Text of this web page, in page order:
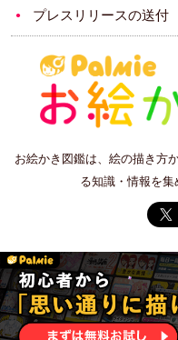
プレスリリースの送付
お絵かき図鑑は、絵の描き方
る知識・情報を集